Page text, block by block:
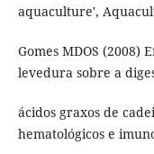
aquaculture',
Gomes MDOS (2008)
levedura sobre a
ácidos graxos de
hematológicos e